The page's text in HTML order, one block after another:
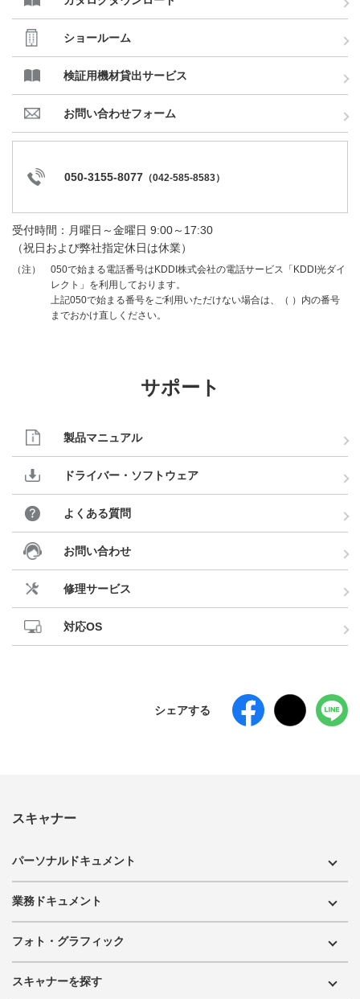
ショールーム
検証用機材貸出サービス
お問い合わせフォーム
050-3155-8077 （042-585-8583）
受付時間：月曜日～金曜日 9:00～17:30
（祝日および弊社指定休日は休業）
（注）
050で始まる電話番号はKDDI株式会社の電話サービス「KDDI光ダイ
レクト」を利用しております。
上記050で始まる番号をご利用いただけない場合は、（ ）内の番号
までおかけ直しください。
サポート
製品マニュアル
ドライバー・ソフトウェア
よくある質問
お問い合わせ
修理サービス
対応OS
シェアする
スキャナー
パーソナルドキュメント
業務ドキュメント
フォト・グラフィック
スキャナーを探す